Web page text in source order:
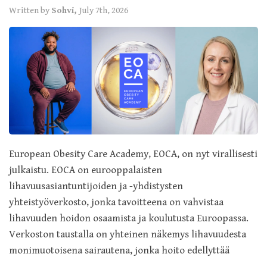
Written by Sohvi, July 7th, 2026
European Obesity Care Academy, EOCA, on nyt virallisesti
julkaistu. EOCA on eurooppalaisten
lihavuusasiantuntijoiden ja -yhdistysten
yhteistyöverkosto, jonka tavoitteena on vahvistaa
lihavuuden hoidon osaamista ja koulutusta Euroopassa.
Verkoston taustalla on yhteinen näkemys lihavuudesta
monimuotoisena sairautena, jonka hoito edellyttää